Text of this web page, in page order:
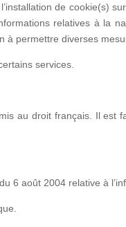
de cookie(s)
relatives à la
permettre diverses
services.
au droit français. Il
6 août 2004 relative à